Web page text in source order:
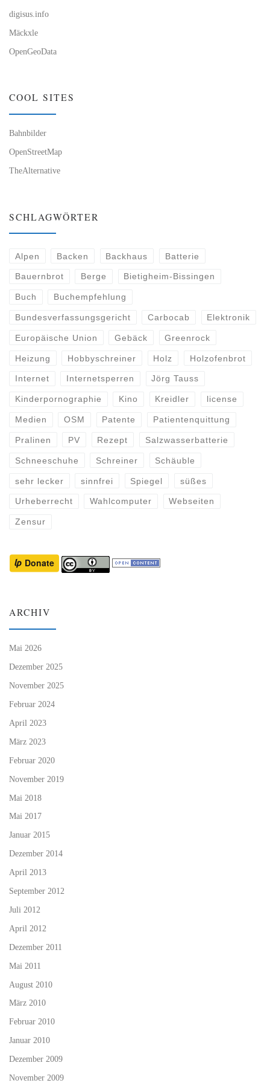
digisus.info
Mäckxle
OpenGeoData
COOL SITES
Bahnbilder
OpenStreetMap
TheAlternative
SCHLAGWÖRTER
Alpen Backen Backhaus Batterie
Bauernbrot Berge Bietigheim-Bissingen
Buch Buchempfehlung
Bundesverfassungsgericht Carbocab Elektronik
Europäische Union Gebäck Greenrock
Heizung Hobbyschreiner Holz Holzofenbrot
Internet Internetsperren Jörg Tauss
Kinderpornographie Kino Kreidler license
Medien OSM Patente Patientenquittung
Pralinen PV Rezept Salzwasserbatterie
Schneeschuhe Schreiner Schäuble
sehr lecker sinnfrei Spiegel süßes
Urheberrecht Wahlcomputer Webseiten
Zensur
ARCHIV
Mai 2026
Dezember 2025
November 2025
Februar 2024
April 2023
März 2023
Februar 2020
November 2019
Mai 2018
Mai 2017
Januar 2015
Dezember 2014
April 2013
September 2012
Juli 2012
April 2012
Dezember 2011
Mai 2011
August 2010
März 2010
Februar 2010
Januar 2010
Dezember 2009
November 2009